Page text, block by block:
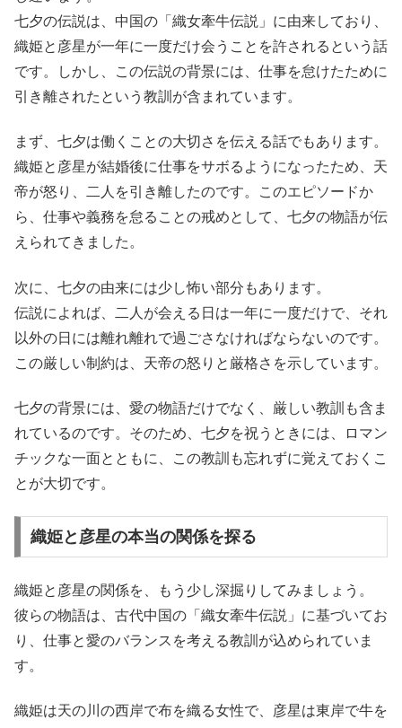
七夕の伝説は、中国の「織女牽牛伝説」に由来しており、
織姫と彦星が一年に一度だけ会うことを許されるという話
です。しかし、この伝説の背景には、仕事を怠けたために
引き離されたという教訓が含まれています。
まず、七夕は働くことの大切さを伝える話でもあります。
織姫と彦星が結婚後に仕事をサボるようになったため、天
帝が怒り、二人を引き離したのです。このエピソードか
ら、仕事や義務を怠ることの戒めとして、七夕の物語が伝
えられてきました。
次に、七夕の由来には少し怖い部分もあります。
伝説によれば、二人が会える日は一年に一度だけで、それ
以外の日には離れ離れで過ごさなければならないのです。
この厳しい制約は、天帝の怒りと厳格さを示しています。
七夕の背景には、愛の物語だけでなく、厳しい教訓も含ま
れているのです。そのため、七夕を祝うときには、ロマン
チックな一面とともに、この教訓も忘れずに覚えておくこ
とが大切です。
織姫と彦星の本当の関係を探る
織姫と彦星の関係を、もう少し深掘りしてみましょう。
彼らの物語は、古代中国の「織女牽牛伝説」に基づいてお
り、仕事と愛のバランスを考える教訓が込められていま
す。
織姫は天の川の西岸で布を織る女性で、彦星は東岸で牛を